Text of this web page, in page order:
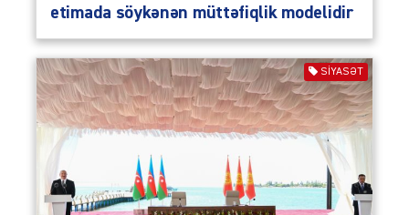
etimada söykənən müttəfiqlik modelidir
SIYASƏT